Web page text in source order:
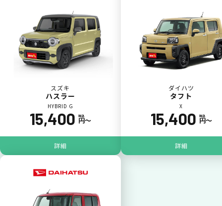
カードで支払い
普段のお買い物同様、お車の月々利用料をカ
ード払いが可能です。
一括払いが可能
スズキ
ハスラー
HYBRID G
15,400 税込
円〜
詳細
ダイハツ
タフト
X
15,400 税込
円〜
詳細